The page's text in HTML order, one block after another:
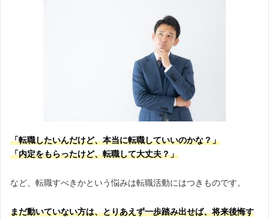
「転職したいんだけど、本当に転職していいのかな？」
「内定をもらったけど、転職して大丈夫？」
など、転職すべきかという悩みは転職活動にはつきものです。
まだ動いていない方は、とりあえず一歩踏み出せば、将来後悔す